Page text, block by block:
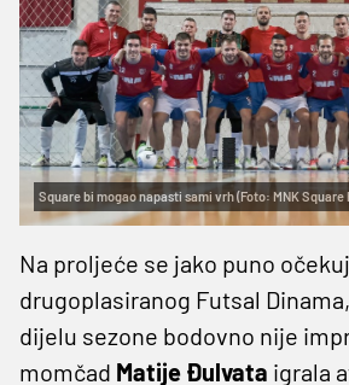
Square bi mogao napasti sami vrh (Foto: MNK Square
Na proljeće se jako puno
drugoplasiranog Futsal
dijelu sezone bodovno nije
momčad Matije Đulvata igrala